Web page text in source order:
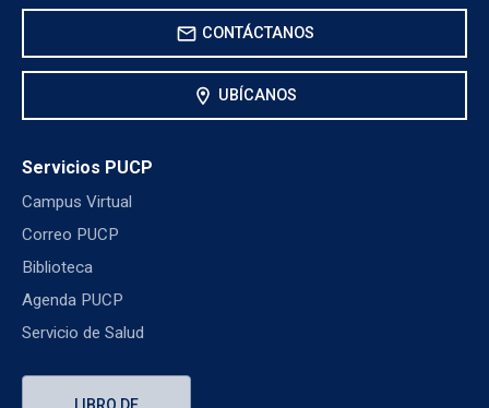
mail CONTÁCTANOS
location_on UBÍCANOS
Servicios PUCP
Campus Virtual
Correo PUCP
Biblioteca
Agenda PUCP
Servicio de Salud